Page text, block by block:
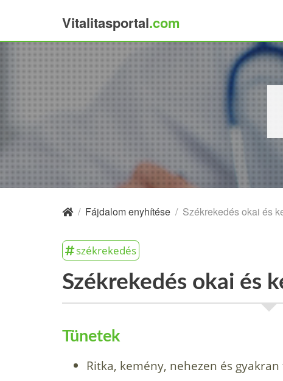
Vitalitasportal.com
/ Fájdalom enyhítése / Székrekedés okai és
székrekedés
Székrekedés okai és
Tünetek
Ritka, kemény, nehezen és
×